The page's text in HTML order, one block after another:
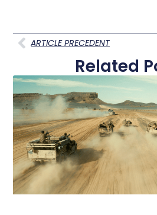
ARTICLE PRECEDENT
Related